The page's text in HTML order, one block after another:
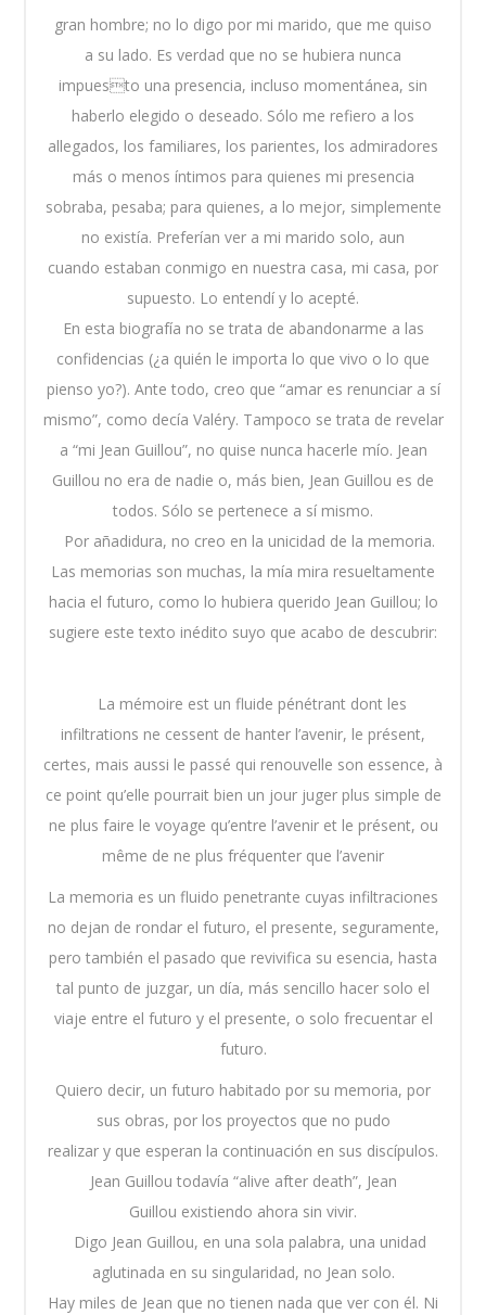
gran hombre; no lo digo por mi marido, que me quiso
a su lado. Es verdad que no se hubiera nunca
impuesto una presencia, incluso momentánea, sin
haberlo elegido o deseado. Sólo me refiero a los
allegados, los familiares, los parientes, los admiradores
más o menos íntimos para quienes mi presencia
sobraba, pesaba; para quienes, a lo mejor, simplemente
no existía. Preferían ver a mi marido solo, aun
cuando estaban conmigo en nuestra casa, mi casa, por
supuesto. Lo entendí y lo acepté.
En esta biografía no se trata de abandonarme a las
confidencias (¿a quién le importa lo que vivo o lo que
pienso yo?). Ante todo, creo que “amar es renunciar a sí
mismo”, como decía Valéry. Tampoco se trata de revelar
a “mi Jean Guillou”, no quise nunca hacerle mío. Jean
Guillou no era de nadie o, más bien, Jean Guillou es de
todos. Sólo se pertenece a sí mismo.
Por añadidura, no creo en la unicidad de la memoria.
Las memorias son muchas, la mía mira resueltamente
hacia el futuro, como lo hubiera querido Jean Guillou; lo
sugiere este texto inédito suyo que acabo de descubrir:
La mémoire est un fluide pénétrant dont les
infiltrations ne cessent de hanter l’avenir, le présent,
certes, mais aussi le passé qui renouvelle son essence, à
ce point qu’elle pourrait bien un jour juger plus simple de
ne plus faire le voyage qu’entre l’avenir et le présent, ou
même de ne plus fréquenter que l’avenir
La memoria es un fluido penetrante cuyas infiltraciones
no dejan de rondar el futuro, el presente, seguramente,
pero también el pasado que revivifica su esencia, hasta
tal punto de juzgar, un día, más sencillo hacer solo el
viaje entre el futuro y el presente, o solo frecuentar el
futuro.
Quiero decir, un futuro habitado por su memoria, por
sus obras, por los proyectos que no pudo
realizar y que esperan la continuación en sus discípulos.
Jean Guillou todavía “alive after death”, Jean
Guillou existiendo ahora sin vivir.
Digo Jean Guillou, en una sola palabra, una unidad
aglutinada en su singularidad, no Jean solo.
Hay miles de Jean que no tienen nada que ver con él. Ni